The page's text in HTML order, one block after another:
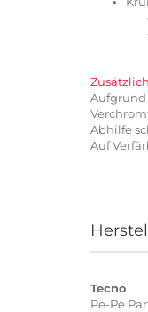
Aufgrund
Abhilfe
Auf
Tecno
Pe-Pe